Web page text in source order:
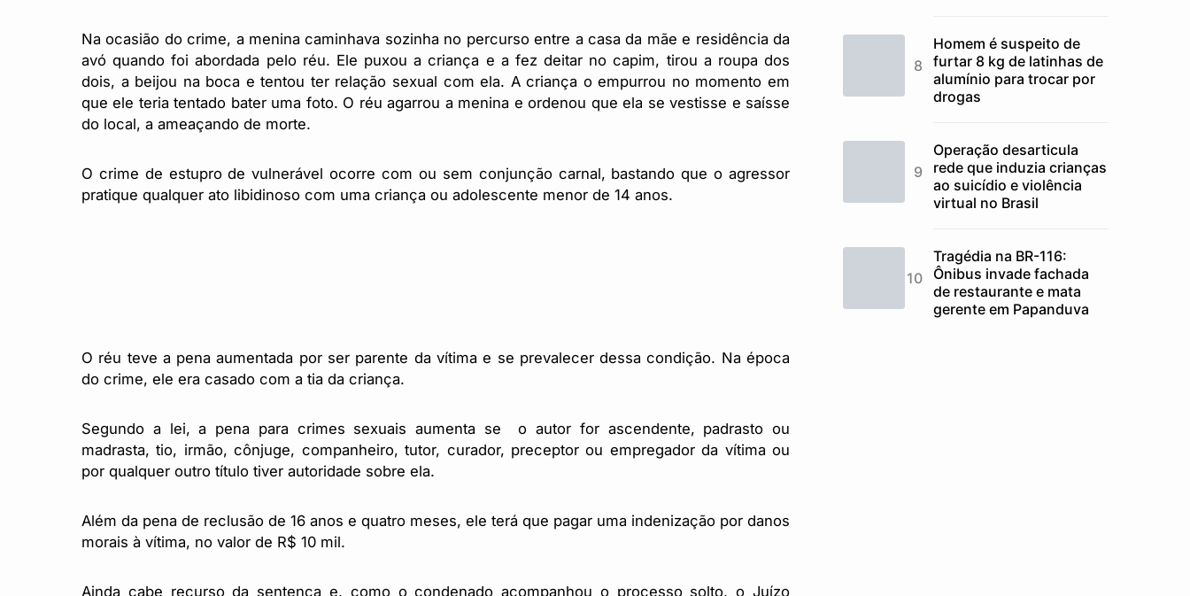
Na ocasião do crime, a menina caminhava sozinha no percurso entre a casa da mãe e residência da
avó quando foi abordada pelo réu. Ele puxou a criança e a fez deitar no capim, tirou a roupa dos
dois, a beijou na boca e tentou ter relação sexual com ela. A criança o empurrou no momento em
que ele teria tentado bater uma foto. O réu agarrou a menina e ordenou que ela se vestisse e saísse
do local, a ameaçando de morte.
O crime de estupro de vulnerável ocorre com ou sem conjunção carnal, bastando que o agressor
pratique qualquer ato libidinoso com uma criança ou adolescente menor de 14 anos.
O réu teve a pena aumentada por ser parente da vítima e se prevalecer dessa condição. Na época
do crime, ele era casado com a tia da criança.
Segundo a lei, a pena para crimes sexuais aumenta se o autor for ascendente, padrasto ou
madrasta, tio, irmão, cônjuge, companheiro, tutor, curador, preceptor ou empregador da vítima ou
por qualquer outro título tiver autoridade sobre ela.
Além da pena de reclusão de 16 anos e quatro meses, ele terá que pagar uma indenização por danos
morais à vítima, no valor de R$ 10 mil.
Ainda cabe recurso da sentença e, como o condenado acompanhou o processo solto, o Juízo
Homem é suspeito de
furtar 8 kg de latinhas de
alumínio para trocar por
drogas
Operação desarticula
rede que induzia crianças
ao suicídio e violência
virtual no Brasil
Tragédia na BR-116:
Ônibus invade fachada
de restaurante e mata
gerente em Papanduva